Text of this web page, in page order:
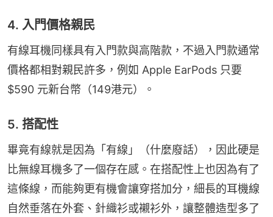
4. 入門價格親民
有線耳機同樣具有入門款與高階款，不過入門款通常
價格都相對親民許多，例如 Apple EarPods 只要
$590 元新台幣（149港元）。
5. 搭配性
畢竟有線就是因為「有線」（什麼廢話），因此硬是
比無線耳機多了一個存在感。在搭配性上也因為有了
這條線，而能夠更有機會讓穿搭加分，細長的耳機線
自然垂落在外套、針織衫或襯衫外，讓整體造型多了